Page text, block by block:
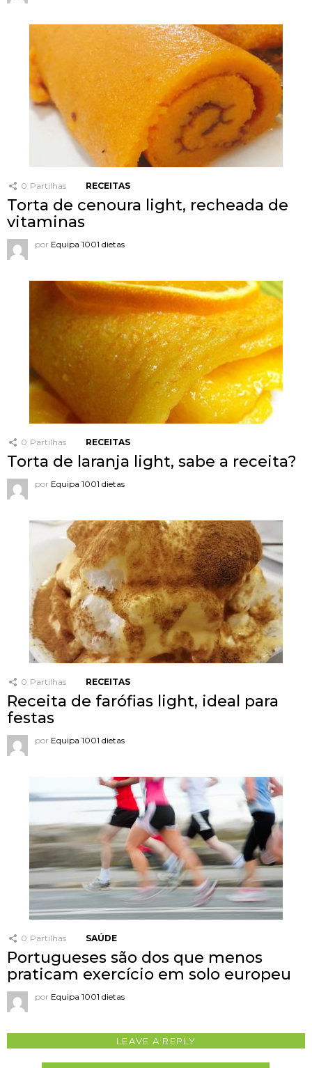
0 Partilhas RECEITAS
Torta de cenoura light, recheada de
vitaminas
por Equipa 1001 dietas
0 Partilhas RECEITAS
Torta de laranja light, sabe a receita?
por Equipa 1001 dietas
0 Partilhas RECEITAS
Receita de farófias light, ideal para
festas
por Equipa 1001 dietas
0 Partilhas SAÚDE
Portugueses são dos que menos
praticam exercício em solo europeu
por Equipa 1001 dietas
LEAVE A REPLY